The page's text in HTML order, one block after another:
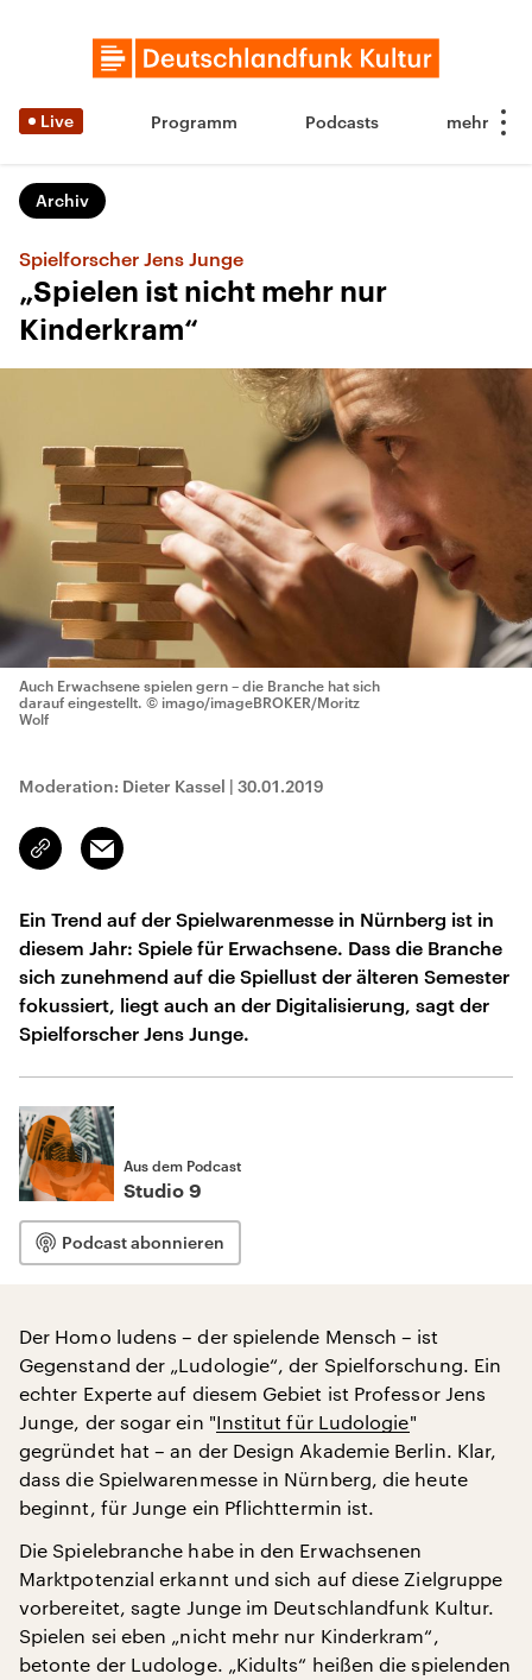
Live Programm Podcasts
Archiv
Spielforscher Jens Junge
„Spielen ist nicht mehr nur
Kinderkram“
Auch Erwachsene spielen gern – die Branche hat sich
darauf eingestellt. © imago/imageBROKER/Moritz
Wolf
Moderation: Dieter Kassel | 30.01.2019
Link
kopieren/teilen
Email
Ein Trend auf der Spielwarenmesse in Nürnberg ist in
diesem Jahr: Spiele für Erwachsene. Dass die Branche
sich zunehmend auf die Spiellust der älteren Semester
fokussiert, liegt auch an der Digitalisierung, sagt der
Spielforscher Jens Junge.
Aus dem Podcast
Studio 9
Podcast abonnieren
Der Homo ludens – der spielende Mensch – ist
Gegenstand der „Ludologie“, der Spielforschung. Ein
echter Experte auf diesem Gebiet ist Professor Jens
Junge, der sogar ein "Institut für Ludologie"
gegründet hat – an der Design Akademie Berlin. Klar,
dass die Spielwarenmesse in Nürnberg, die heute
beginnt, für Junge ein Pflichttermin ist.
Die Spielebranche habe in den Erwachsenen
Marktpotenzial erkannt und sich auf diese Zielgruppe
vorbereitet, sagte Junge im Deutschlandfunk Kultur.
Spielen sei eben „nicht mehr nur Kinderkram“,
betonte der Ludologe. „Kidults“ heißen die spielenden